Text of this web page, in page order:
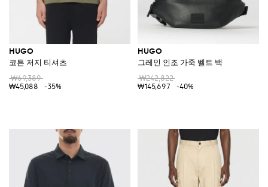
HUGO
코튼 저지 티셔츠
₩69,389
₩45,088
-35%
HUGO
그레인 인조 가죽 벨트 백
₩242,822
₩145,697
-40%